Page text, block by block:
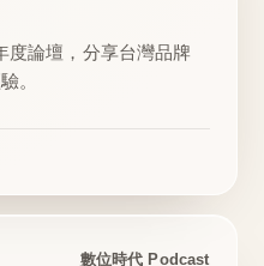
度論壇，分享台灣品牌
。
數位時代 Podcast